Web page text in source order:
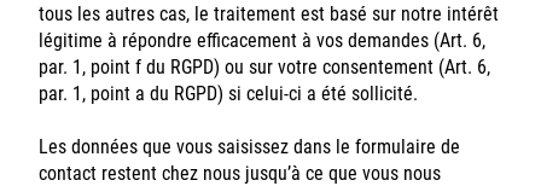
tous les autres cas, le traitement est basé sur notre intérêt
légitime à répondre efficacement à vos demandes (Art. 6,
par. 1, point f du RGPD) ou sur votre consentement (Art. 6,
par. 1, point a du RGPD) si celui-ci a été sollicité.
Les données que vous saisissez dans le formulaire de
contact restent chez nous jusqu’à ce que vous nous